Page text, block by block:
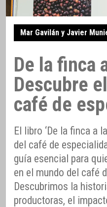
Mar Gavilán y Javier
De la finca
Descubre
café de
El libro ‘De la finca a
del café de
guía esencial para
en el mundo del café
Descubrimos la
productoras, el